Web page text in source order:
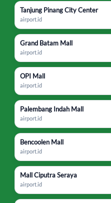
Tanjung Pinang City Center
airport.id
Grand Batam Mall
airport.id
OPI Mall
airport.id
Palembang Indah Mall
airport.id
Bencoolen Mall
airport.id
Mall Ciputra Seraya
airport.id